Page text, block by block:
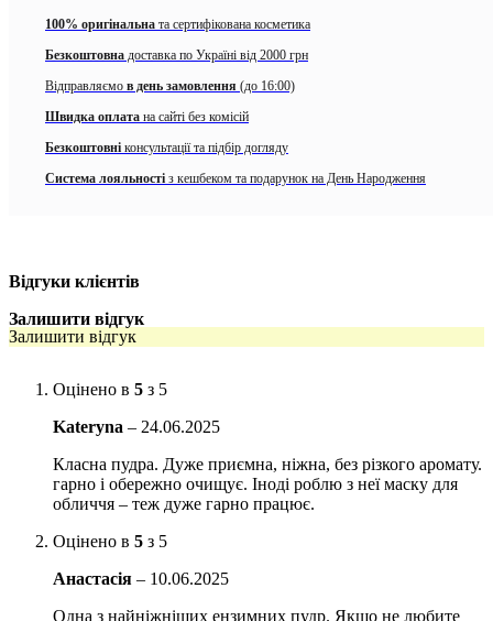
Особливості:
Вирівнювання тону шкіри
Підходить для всіх типів шкіри, включаючи чутливу
Натуральні компоненти, що не викликають подразнень
текстуровану шкіру, допомагають освітлити тьмяну шкіру та
Альфа-арбутин та Аскорбінова кислота
Особливо ефективні при використанні в якості маски для
обличчя.
Молочна кислота та лимонна кислота
легке відлущування на поверхні шкіри, сприяючи її
оновленню.
Кераміди, Алантоїн та Гліцерин
шкірний бар’єр, заспокоюють та інтенсивно зволожують
розчиняє відмерлі клітини шкіри та стимулює процес її
100% оригінальна та сертифікована косметика
Безкоштовна доставка по Україні від 2000 грн
Відправляємо в день замовлення (до 16:00)
Швидка оплата на сайті без комісій
Безкоштовні консультації та підбір догляду
Система лояльності з кешбеком та подарунок на День Народження
Відгуки клієнтів
Залишити відгук
Залишити відгук
Оцінено в 5 з 5
Kateryna – 24.06.2025
Класна пудра. Дуже приємна, ніжна, без різкого аромату.
гарно і обережно очищує. Іноді роблю з неї маску для
обличчя – теж дуже гарно працює.
Оцінено в 5 з 5
Анастасія – 10.06.2025
Одна з найніжніших ензимних пудр. Якщо не любите